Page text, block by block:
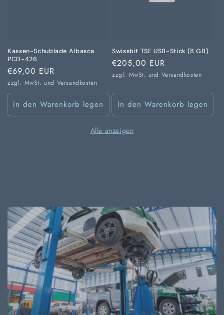
Kassen-Schublade Albasca
PCD-426
Normaler
Preis
€69,00 EUR
zzgl. MwSt. und Versandkosten
In den Warenkorb legen
Swissbit TSE USB-Stick (8 GB)
Normaler
Preis
€205,00 EUR
zzgl. MwSt. und Versandkosten
In den Warenkorb legen
Alle anzeigen